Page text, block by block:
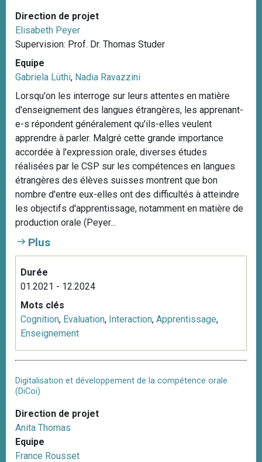
Direction de projet
Elisabeth Peyer
Supervision: Prof. Dr. Thomas Studer
Equipe
Gabriela Lüthi, Nadia Ravazzini
Lorsqu'on les interroge sur leurs attentes en matière
d'enseignement des langues étrangères, les apprenant-
e-s répondent généralement qu'ils-elles veulent
apprendre à parler. Malgré cette grande importance
accordée à l'expression orale, diverses études
réalisées par le CSP sur les compétences en langues
étrangères des élèves suisses montrent que bon
nombre d'entre eux-elles ont des difficultés à atteindre
les objectifs d'apprentissage, notamment en matière de
production orale (Peyer...
Plus
Durée
01.2021 - 12.2024
Mots clés
Cognition, Evaluation, Interaction, Apprentissage,
Enseignement
Digitalisation et développement de la compétence orale
(DiCoi)
Direction de projet
Anita Thomas
Equipe
France Rousset